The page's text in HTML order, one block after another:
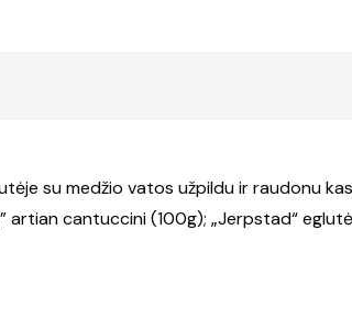
su medžio vatos užpildu ir raudonu
artian cantuccini (100g); „Jerpstad“